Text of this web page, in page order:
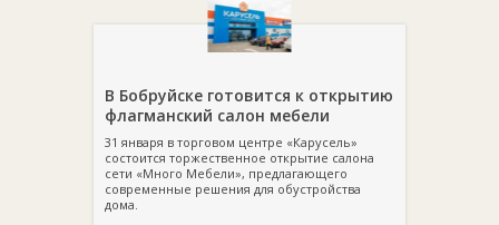
В Бобруйске готовится к открытию
флагманский салон мебели
31 января в торговом центре «Карусель»
состоится торжественное открытие салона
сети «Много Мебели», предлагающего
современные решения для обустройства
дома.